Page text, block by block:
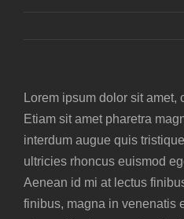
KONTAKT
Lorem ipsum dolor sit
Etiam sit amet pharetra
interdum augue quis
ultricies rhoncus euismod
Aenean id mi at lectus
finibus, magna in venenatis